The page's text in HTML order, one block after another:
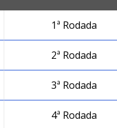
1ª Rodada
2ª Rodada
3ª Rodada
4ª Rodada